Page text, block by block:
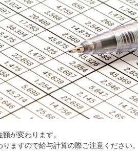
が変わります。
ますので給与計算の際ご注意ください。